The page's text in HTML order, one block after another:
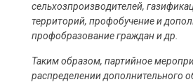
сельхозпроизводителей,
территорий, профобучение и
профобразование граждан и др.
Таким образом, партийное
распределении дополнительного